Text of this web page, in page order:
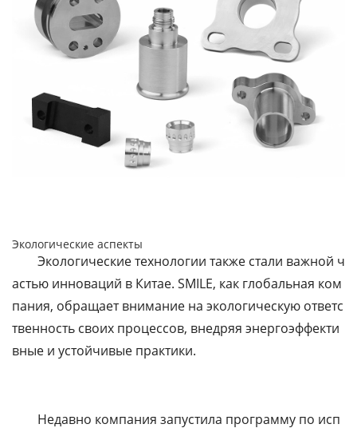
Экологические аспекты
Экологические технологии также стали важной ч
астью инноваций в Китае. SMILE, как глобальная ком
пания, обращает внимание на экологическую ответс
твенность своих процессов, внедряя энергоэффекти
вные и устойчивые практики.
Недавно компания запустила программу по исп